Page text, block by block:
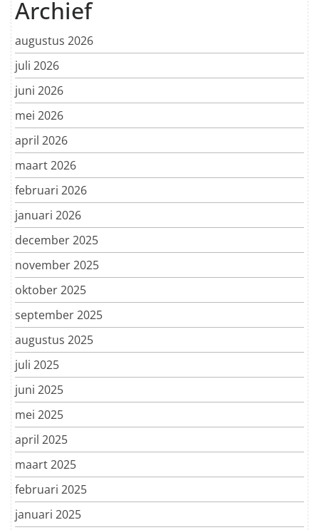
Archief
augustus 2026
juli 2026
juni 2026
mei 2026
april 2026
maart 2026
februari 2026
januari 2026
december 2025
november 2025
oktober 2025
september 2025
augustus 2025
juli 2025
juni 2025
mei 2025
april 2025
maart 2025
februari 2025
januari 2025